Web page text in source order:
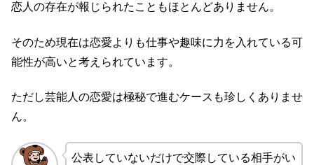
恋人の存在が報じられたこともほとんどありません。
そのため現在は恋愛よりも仕事や趣味に力を入れている可
能性が高いと考えられています。
ただし芸能人の恋愛は極秘で進むケースも珍しくありませ
ん。
公表していないだけで交際している相手がい